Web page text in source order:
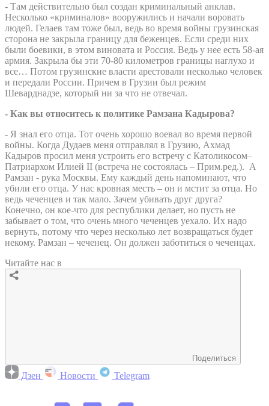
- Там действительно был создан криминальный анклав.
Несколько «криминалов» вооружились и начали воровать
людей. Гелаев там тоже был, ведь во время войны грузинская
сторона не закрыла границу для беженцев. Если среди них
были боевики, в этом виновата и Россия. Ведь у нее есть 58-ая
армия. Закрыла бы эти 70-80 километров границы наглухо и
все… Потом грузинские власти арестовали несколько человек
и передали России. Причем в Грузии был режим
Шеварднадзе, который ни за что не отвечал.
- Как вы относитесь к политике Рамзана Кадырова?
- Я знал его отца. Тот очень хорошо воевал во время первой
войны. Когда Дудаев меня отправлял в Грузию, Ахмад
Кадыров просил меня устроить его встречу с Католикосом–
Патриархом Илией II (встреча не состоялась – Прим.ред.). А
Рамзан - рука Москвы. Ему каждый день напоминают, что
убили его отца. У нас кровная месть – он и мстит за отца. Но
ведь чеченцев и так мало. Зачем убивать друг друга?
Конечно, он кое-что для республики делает, но пусть не
забывает о том, что очень много чеченцев уехало. Их надо
вернуть, потому что через несколько лет возвращаться будет
некому. Рамзан – чеченец. Он должен заботиться о чеченцах.
Читайте нас в
Поделиться
Дзен Новости Telegram